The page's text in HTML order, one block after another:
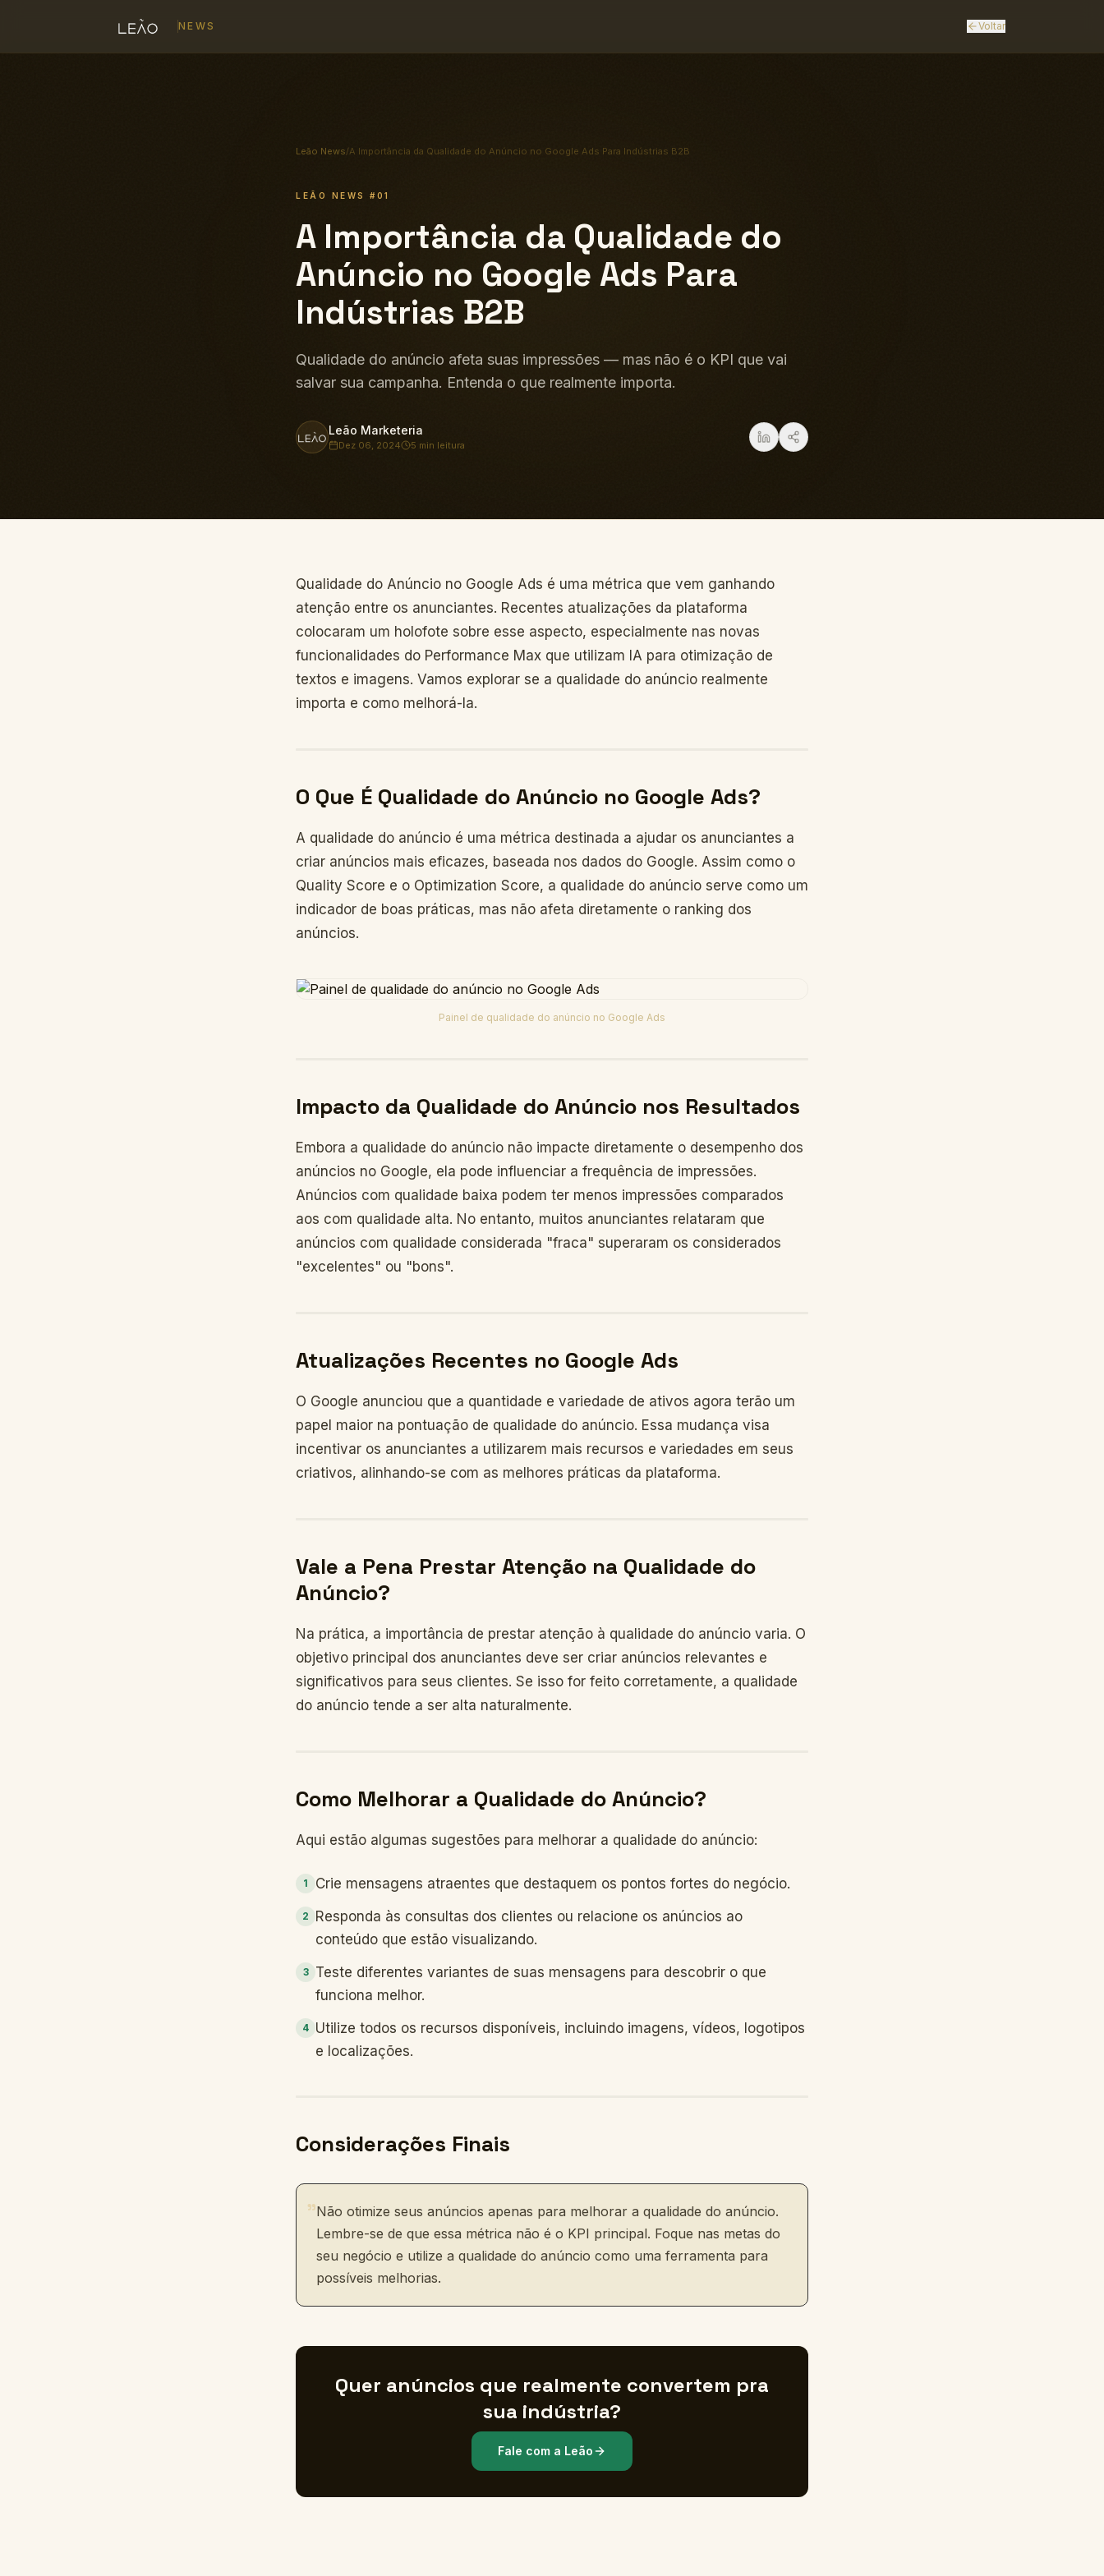
NEWS Voltar
Leão News/A Importância da Qualidade do Anúncio no Google Ads Para Indústrias B2B
LEÃO NEWS #01
A Importância da Qualidade do
Anúncio no Google Ads Para
Indústrias B2B
Qualidade do anúncio afeta suas impressões — mas não é o KPI que vai
salvar sua campanha. Entenda o que realmente importa.
Leão Marketeria
Dez 06, 2024 5 min leitura
Qualidade do Anúncio no Google Ads é uma métrica que vem ganhando
atenção entre os anunciantes. Recentes atualizações da plataforma
colocaram um holofote sobre esse aspecto, especialmente nas novas
funcionalidades do Performance Max que utilizam IA para otimização de
textos e imagens. Vamos explorar se a qualidade do anúncio realmente
importa e como melhorá-la.
O Que É Qualidade do Anúncio no Google Ads?
A qualidade do anúncio é uma métrica destinada a ajudar os anunciantes a
criar anúncios mais eficazes, baseada nos dados do Google. Assim como o
Quality Score e o Optimization Score, a qualidade do anúncio serve como um
indicador de boas práticas, mas não afeta diretamente o ranking dos
anúncios.
Painel de qualidade do anúncio no Google Ads
Impacto da Qualidade do Anúncio nos Resultados
Embora a qualidade do anúncio não impacte diretamente o desempenho dos
anúncios no Google, ela pode influenciar a frequência de impressões.
Anúncios com qualidade baixa podem ter menos impressões comparados
aos com qualidade alta. No entanto, muitos anunciantes relataram que
anúncios com qualidade considerada "fraca" superaram os considerados
"excelentes" ou "bons".
Atualizações Recentes no Google Ads
O Google anunciou que a quantidade e variedade de ativos agora terão um
papel maior na pontuação de qualidade do anúncio. Essa mudança visa
incentivar os anunciantes a utilizarem mais recursos e variedades em seus
criativos, alinhando-se com as melhores práticas da plataforma.
Vale a Pena Prestar Atenção na Qualidade do
Anúncio?
Na prática, a importância de prestar atenção à qualidade do anúncio varia. O
objetivo principal dos anunciantes deve ser criar anúncios relevantes e
significativos para seus clientes. Se isso for feito corretamente, a qualidade
do anúncio tende a ser alta naturalmente.
Como Melhorar a Qualidade do Anúncio?
Aqui estão algumas sugestões para melhorar a qualidade do anúncio:
1 Crie mensagens atraentes que destaquem os pontos fortes do negócio.
2
Responda às consultas dos clientes ou relacione os anúncios ao
conteúdo que estão visualizando.
3
Teste diferentes variantes de suas mensagens para descobrir o que
funciona melhor.
4 Utilize todos os recursos disponíveis, incluindo imagens, vídeos, logotipos
e localizações.
Considerações Finais
"Não otimize seus anúncios apenas para melhorar a qualidade do anúncio.
Lembre-se de que essa métrica não é o KPI principal. Foque nas metas do
seu negócio e utilize a qualidade do anúncio como uma ferramenta para
possíveis melhorias.
Quer anúncios que realmente convertem pra
sua indústria?
Fale com a Leão